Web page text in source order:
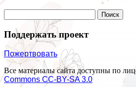
Поддержать проект
Пожертвовать
Все материалы сайта доступны по
Commons СС-BY-SA 3.0